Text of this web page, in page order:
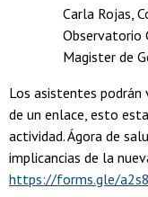
Carla Rojas,
Observatorio
Magister de
Los asistentes podrán
de un enlace, esto
actividad. Ágora de
implicancias de la
https://forms.gle/